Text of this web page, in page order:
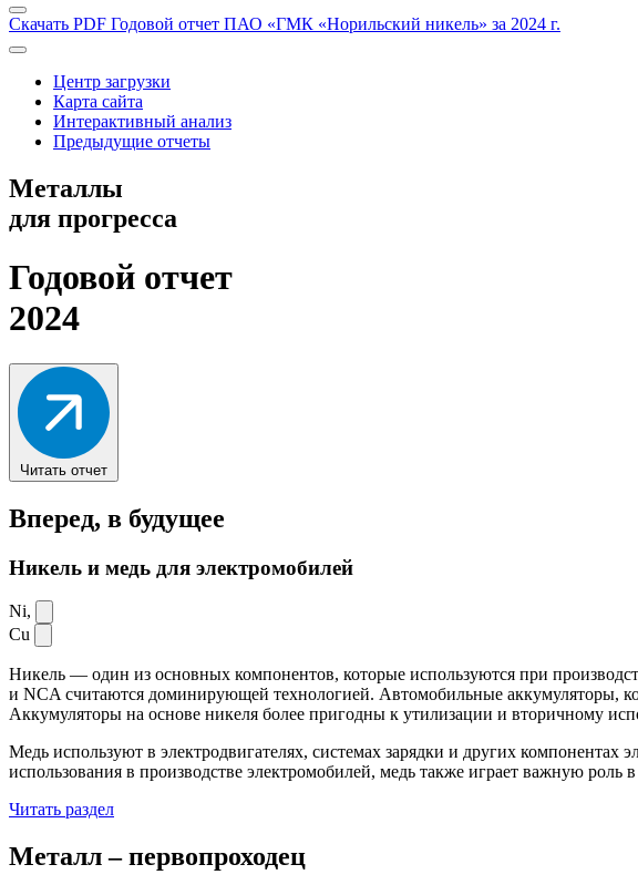
Скачать PDF Годовой отчет ПАО «ГМК «Норильский никель» за 2024 г.
Центр загрузки
Карта сайта
Интерактивный анализ
Предыдущие отчеты
Металлы
для прогресса
Годовой отчет
2024
Читать отчет
Вперед, в будущее
Никель и медь для электромобилей
Ni,
Cu
Никель — один из основных компонентов, которые используются при
и NCA считаются доминирующей технологией. Автомобильные аккумуляторы,
Аккумуляторы на основе никеля более пригодны к утилизации и вторичному
Медь используют в электродвигателях, системах зарядки и других компонентах
использования в производстве электромобилей, медь также играет важную роль
Читать раздел
Металл –первопроходец